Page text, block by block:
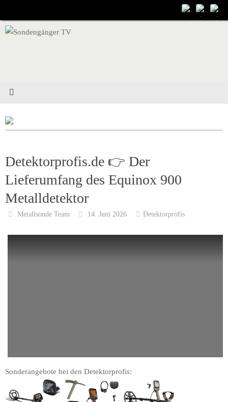
Inhalt
springen
Detektorprofis.de 👉 Der
Lieferumfang des Equinox 900
Metalldetektor
Metallsonde Team 14. Juni 2026 Detektorprofis
Sonderangebote bei den Detektorprofis: